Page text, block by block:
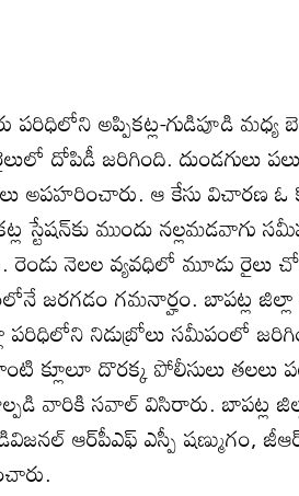
పరిధిలోని అప్పికట్ల-గుడిపూడి మధ్య
దోపిడీ జరిగింది. దుండగులు
అపహరించారు. ఆ కేసు విచారణ ఓ
స్టేషన్‌కు ముందు నల్లమడవాగు
రెండు నెలల వ్యవధిలో మూడు రైలు
జరగడం గమనార్హం. బాపట్ల
పరిధిలోని నిడుబ్రోలు సమీపంలో
దొరక్క పోలీసులు తలలు
వారికి సవాల్‌ విసిరారు. బాపట్ల
ఆర్‌పీఎఫ్‌ ఎస్పీ షణ్ముగం,